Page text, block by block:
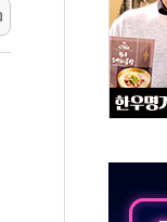
끝…김민석, 신천지
국방개혁은 정치적 감
스트 '비욘드 디 어비스
위크' 참가…리모델링
담은 채권혼합 펀드 2종